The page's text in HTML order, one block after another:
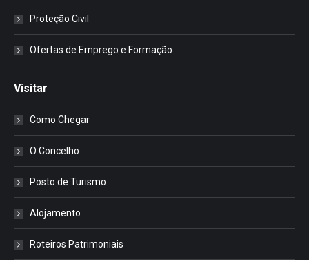
Proteção Civil
Ofertas de Emprego e Formação
Visitar
Como Chegar
O Concelho
Posto de Turismo
Alojamento
Roteiros Patrimoniais